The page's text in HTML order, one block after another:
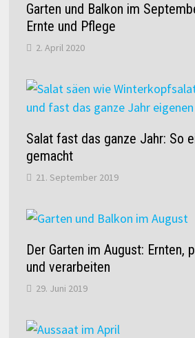
Garten und Balkon im
Ernte und Pflege
2. April 2020
Salat fast das ganze Jahr: So
gemacht
21. September 2019
Der Garten im August: Ernten,
und verarbeiten
29. Juni 2019